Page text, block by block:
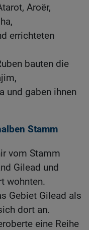
Aroër,
errichteten
bauten die
und gaben ihnen
Stamm
vom Stamm
Gilead und
wohnten.
Gebiet Gilead als
dort an.
eine Reihe